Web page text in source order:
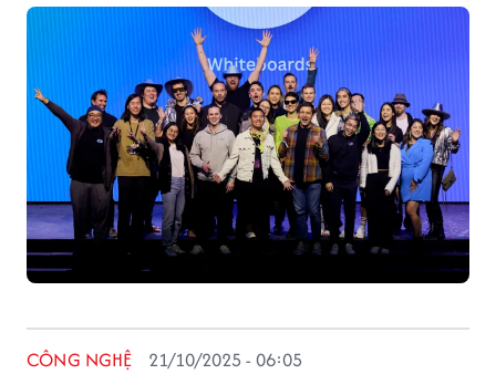
CÔNG NGHỆ 21/10/2025 - 06:05